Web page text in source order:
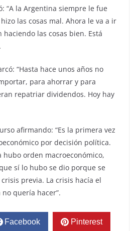
“A la Argentina siempre le fue
las cosas mal. Ahora le va a ir
las cosas bien. Está
“Hasta hace unos años no
para ahorrar y para
repatriar dividendos. Hoy hay
afirmando: “Es la primera vez
por decisión política.
hubo orden macroeconómico,
sí lo hubo se dio porque se
previa. La crisis hacía el
quería hacer”.
Facebook Pinterest